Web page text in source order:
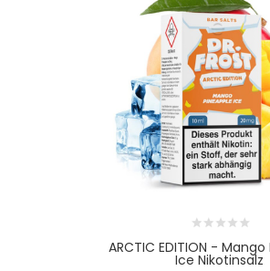
ARCTIC EDITION -
Ice Nikotinsalz